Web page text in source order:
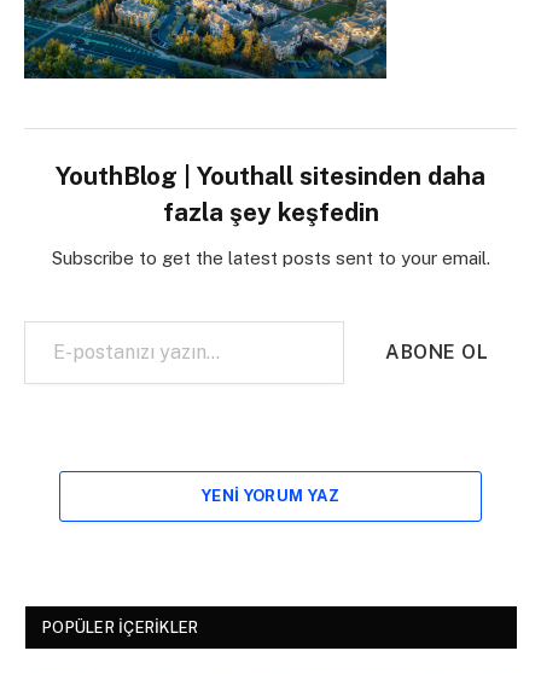
YouthBlog | Youthall sitesinden daha
fazla şey keşfedin
Subscribe to get the latest posts sent to your email.
E-postanızı yazın…
ABONE OL
YENI YORUM YAZ
POPÜLER İÇERIKLER